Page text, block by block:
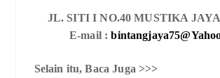
JL. SITI I NO.40 MUSTIKA
E-mail :
Selain itu, Baca Juga >>>